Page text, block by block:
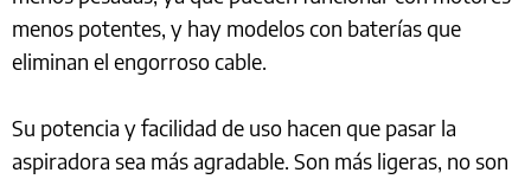
menos potentes, y hay modelos con baterías que
eliminan el engorroso cable.
Su potencia y facilidad de uso hacen que pasar la
aspiradora sea más agradable. Son más ligeras, no son